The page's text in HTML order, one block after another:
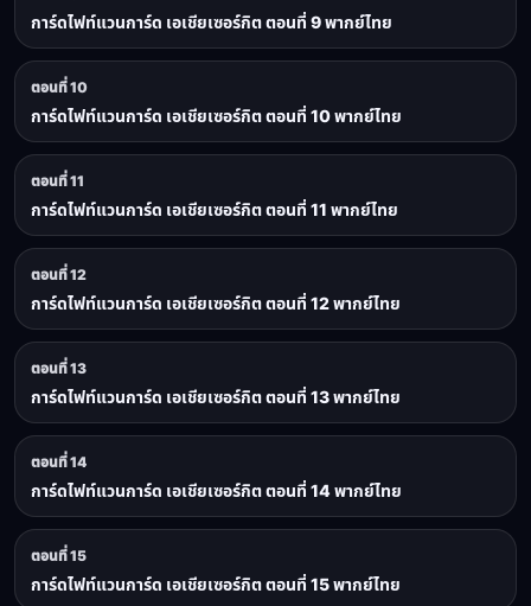
การ์ดไฟท์แวนการ์ด เอเชียเซอร์กิต ตอนที่ 9 พากย์ไทย
ตอนที่ 10
การ์ดไฟท์แวนการ์ด เอเชียเซอร์กิต ตอนที่ 10 พากย์ไทย
ตอนที่ 11
การ์ดไฟท์แวนการ์ด เอเชียเซอร์กิต ตอนที่ 11 พากย์ไทย
ตอนที่ 12
การ์ดไฟท์แวนการ์ด เอเชียเซอร์กิต ตอนที่ 12 พากย์ไทย
ตอนที่ 13
การ์ดไฟท์แวนการ์ด เอเชียเซอร์กิต ตอนที่ 13 พากย์ไทย
ตอนที่ 14
การ์ดไฟท์แวนการ์ด เอเชียเซอร์กิต ตอนที่ 14 พากย์ไทย
ตอนที่ 15
การ์ดไฟท์แวนการ์ด เอเชียเซอร์กิต ตอนที่ 15 พากย์ไทย